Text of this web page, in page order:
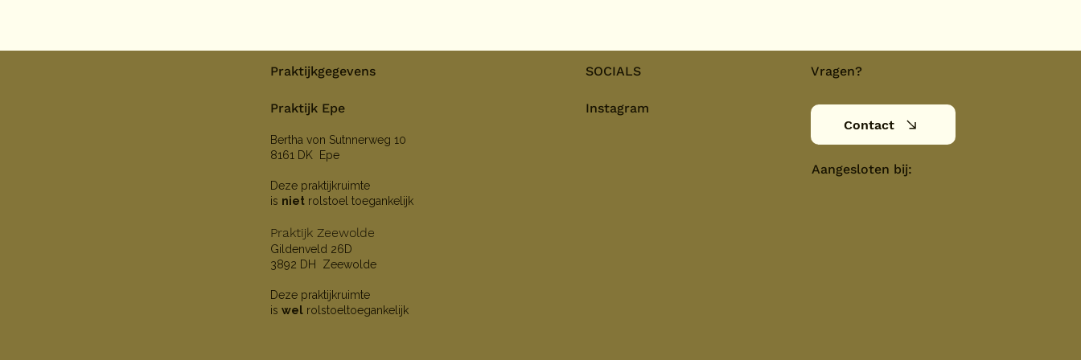
SOCIALS
Instagram
Aangesloten bij:
Vragen?
Contact
Praktijkgegevens
Praktijk Epe
Bertha von Sutnnerweg 10
8161 DK Epe
Deze praktijkruimte
is niet rolstoel toegankelijk
Praktijk Zeewolde
Gildenveld 26D
3892 DH Zeewolde
Deze praktijkruimte
is wel rolstoeltoegankelijk